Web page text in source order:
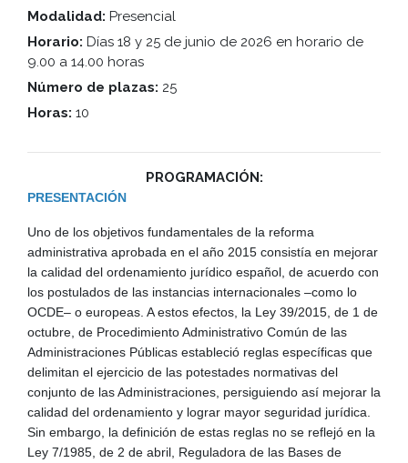
Modalidad: Presencial
Horario: Días 18 y 25 de junio de 2026 en horario de
9.00 a 14.00 horas
Número de plazas: 25
Horas: 10
PROGRAMACIÓN:
PRESENTACIÓN
Uno de los objetivos fundamentales de la reforma
administrativa aprobada en el año 2015 consistía en mejorar
la calidad del ordenamiento jurídico español, de acuerdo con
los postulados de las instancias internacionales –como lo
OCDE– o europeas. A estos efectos, la Ley 39/2015, de 1 de
octubre, de Procedimiento Administrativo Común de las
Administraciones Públicas estableció reglas específicas que
delimitan el ejercicio de las potestades normativas del
conjunto de las Administraciones, persiguiendo así mejorar la
calidad del ordenamiento y lograr mayor seguridad jurídica.
Sin embargo, la definición de estas reglas no se reflejó en la
Ley 7/1985, de 2 de abril, Reguladora de las Bases de